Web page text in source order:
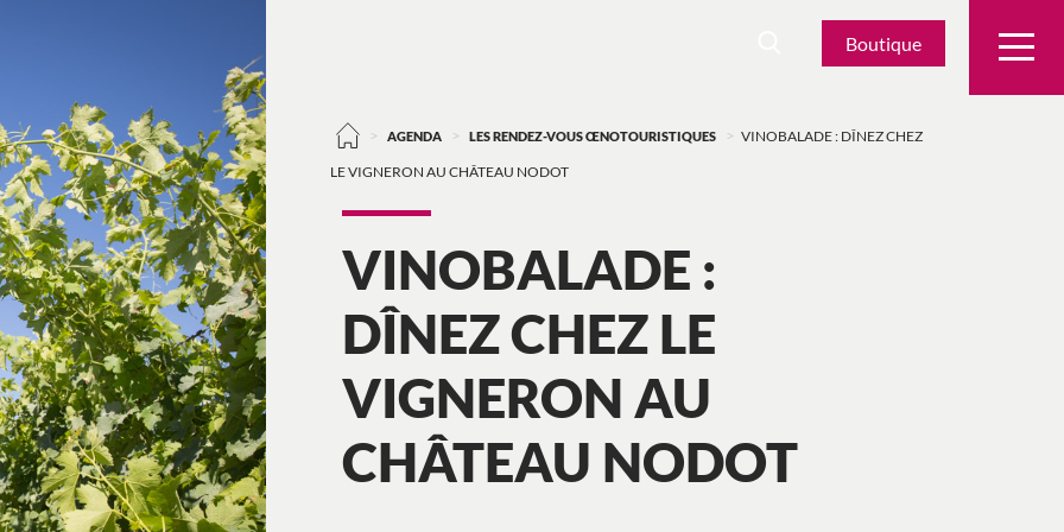
Boutique
> AGENDA > LES RENDEZ-VOUS ŒNOTOURISTIQUES > VINOBALADE : DÎNEZ CHEZ
LE VIGNERON AU CHÂTEAU NODOT
VINOBALADE :
DÎNEZ CHEZ LE
VIGNERON AU
CHÂTEAU NODOT